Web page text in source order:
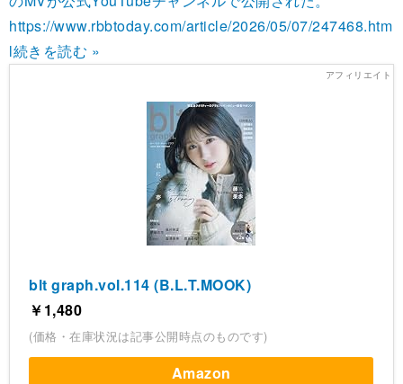
https://www.rbbtoday.com/article/2026/05/07/247468.htm
l続きを読む »
blt graph.vol.114 (B.L.T.MOOK)
￥1,480
(価格・在庫状況は記事公開時点のものです)
Amazon